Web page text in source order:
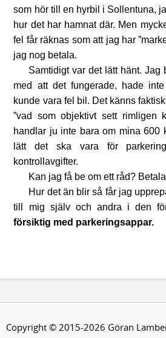
som hör till en hyrbil i Sollentuna,
hur det har hamnat där. Men
fel får räknas som att jag har
jag nog betala.
Samtidigt var det lätt hänt. Jag
med att det fungerade, hade
kunde vara fel bil. Det känns
”vad som objektivt sett rimligen
handlar ju inte bara om mina 600
lätt det ska vara för
kontrollavgifter.
Kan jag få be om ett råd?
Hur det än blir så får jag
till mig själv och andra i den
försiktig med parkeringsappar.
Copyright © 2015-2026 Göran